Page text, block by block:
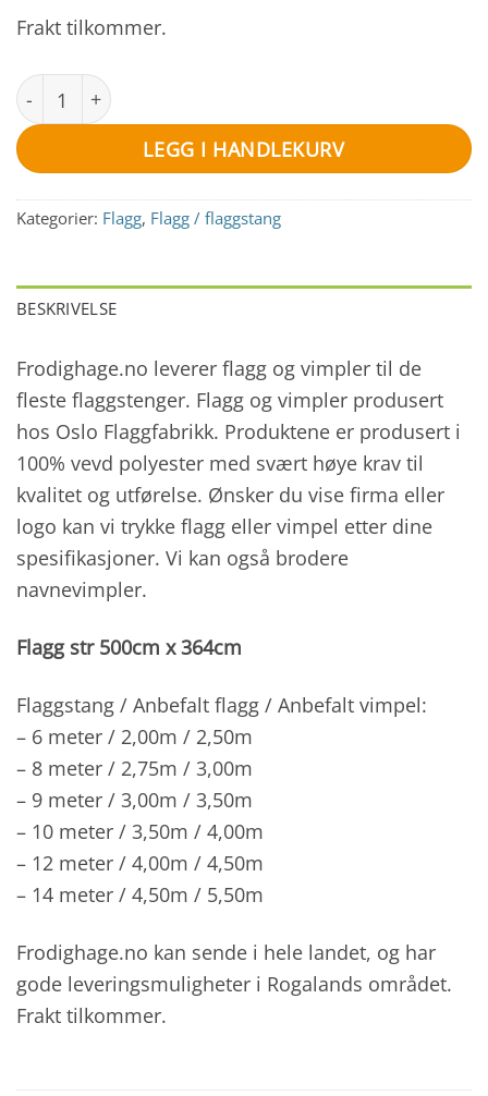
Frakt tilkommer.
Flagg 500cm antall
LEGG I HANDLEKURV
Kategorier: Flagg, Flagg / flaggstang
BESKRIVELSE
Frodighage.no leverer flagg og vimpler til de
fleste flaggstenger. Flagg og vimpler produsert
hos Oslo Flaggfabrikk. Produktene er produsert i
100% vevd polyester med svært høye krav til
kvalitet og utførelse. Ønsker du vise firma eller
logo kan vi trykke flagg eller vimpel etter dine
spesifikasjoner. Vi kan også brodere
navnevimpler.
Flagg str 500cm x 364cm
Flaggstang / Anbefalt flagg / Anbefalt vimpel:
– 6 meter / 2,00m / 2,50m
– 8 meter / 2,75m / 3,00m
– 9 meter / 3,00m / 3,50m
– 10 meter / 3,50m / 4,00m
– 12 meter / 4,00m / 4,50m
– 14 meter / 4,50m / 5,50m
Frodighage.no kan sende i hele landet, og har
gode leveringsmuligheter i Rogalands området.
Frakt tilkommer.